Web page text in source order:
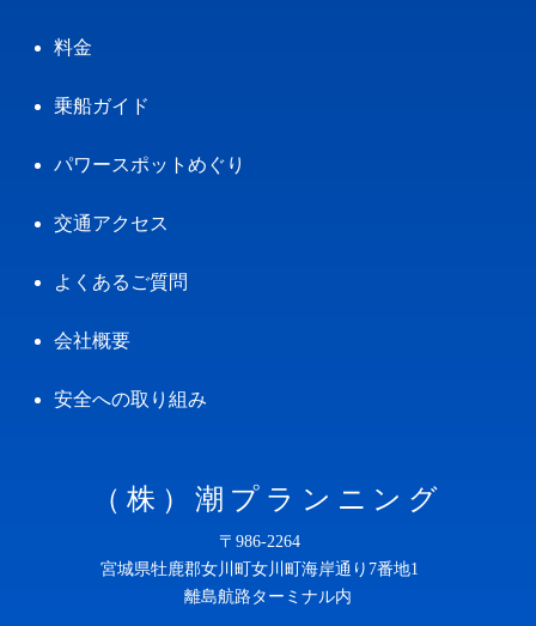
料金
乗船ガイド
パワースポットめぐり
交通アクセス
よくあるご質問
会社概要
安全への取り組み
（株）潮プランニング
〒986-2264
宮城県牡鹿郡女川町女川町海岸通り7番地1
離島航路ターミナル内